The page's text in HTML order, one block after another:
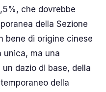
che dovrebbe
della Sezione
bene di origine cinese
unica, ma una
dazio di base, della
della